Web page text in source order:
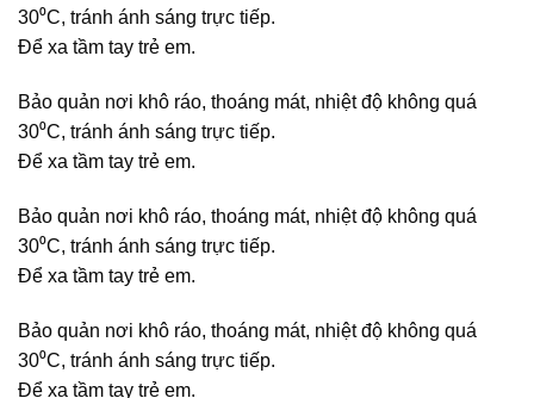
30⁰C, tránh ánh sáng trực tiếp.
Để xa tầm tay trẻ em.
Bảo quản nơi khô ráo, thoáng mát, nhiệt độ không quá
30⁰C, tránh ánh sáng trực tiếp.
Để xa tầm tay trẻ em.
Bảo quản nơi khô ráo, thoáng mát, nhiệt độ không quá
30⁰C, tránh ánh sáng trực tiếp.
Để xa tầm tay trẻ em.
Bảo quản nơi khô ráo, thoáng mát, nhiệt độ không quá
30⁰C, tránh ánh sáng trực tiếp.
Để xa tầm tay trẻ em.